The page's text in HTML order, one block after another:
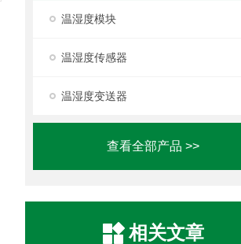
温湿度模块
温湿度传感器
温湿度变送器
查看全部产品 >>
相关文章